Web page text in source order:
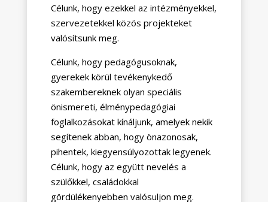
Célunk, hogy ezekkel az intézményekkel,
szervezetekkel közös projekteket
valósítsunk meg.
Célunk, hogy pedagógusoknak,
gyerekek körül tevékenykedő
szakembereknek olyan speciális
önismereti, élménypedagógiai
foglalkozásokat kínáljunk, amelyek nekik
segítenek abban, hogy önazonosak,
pihentek, kiegyensúlyozottak legyenek.
Célunk, hogy az együtt nevelés a
szülőkkel, családokkal
gördülékenyebben valósuljon meg.